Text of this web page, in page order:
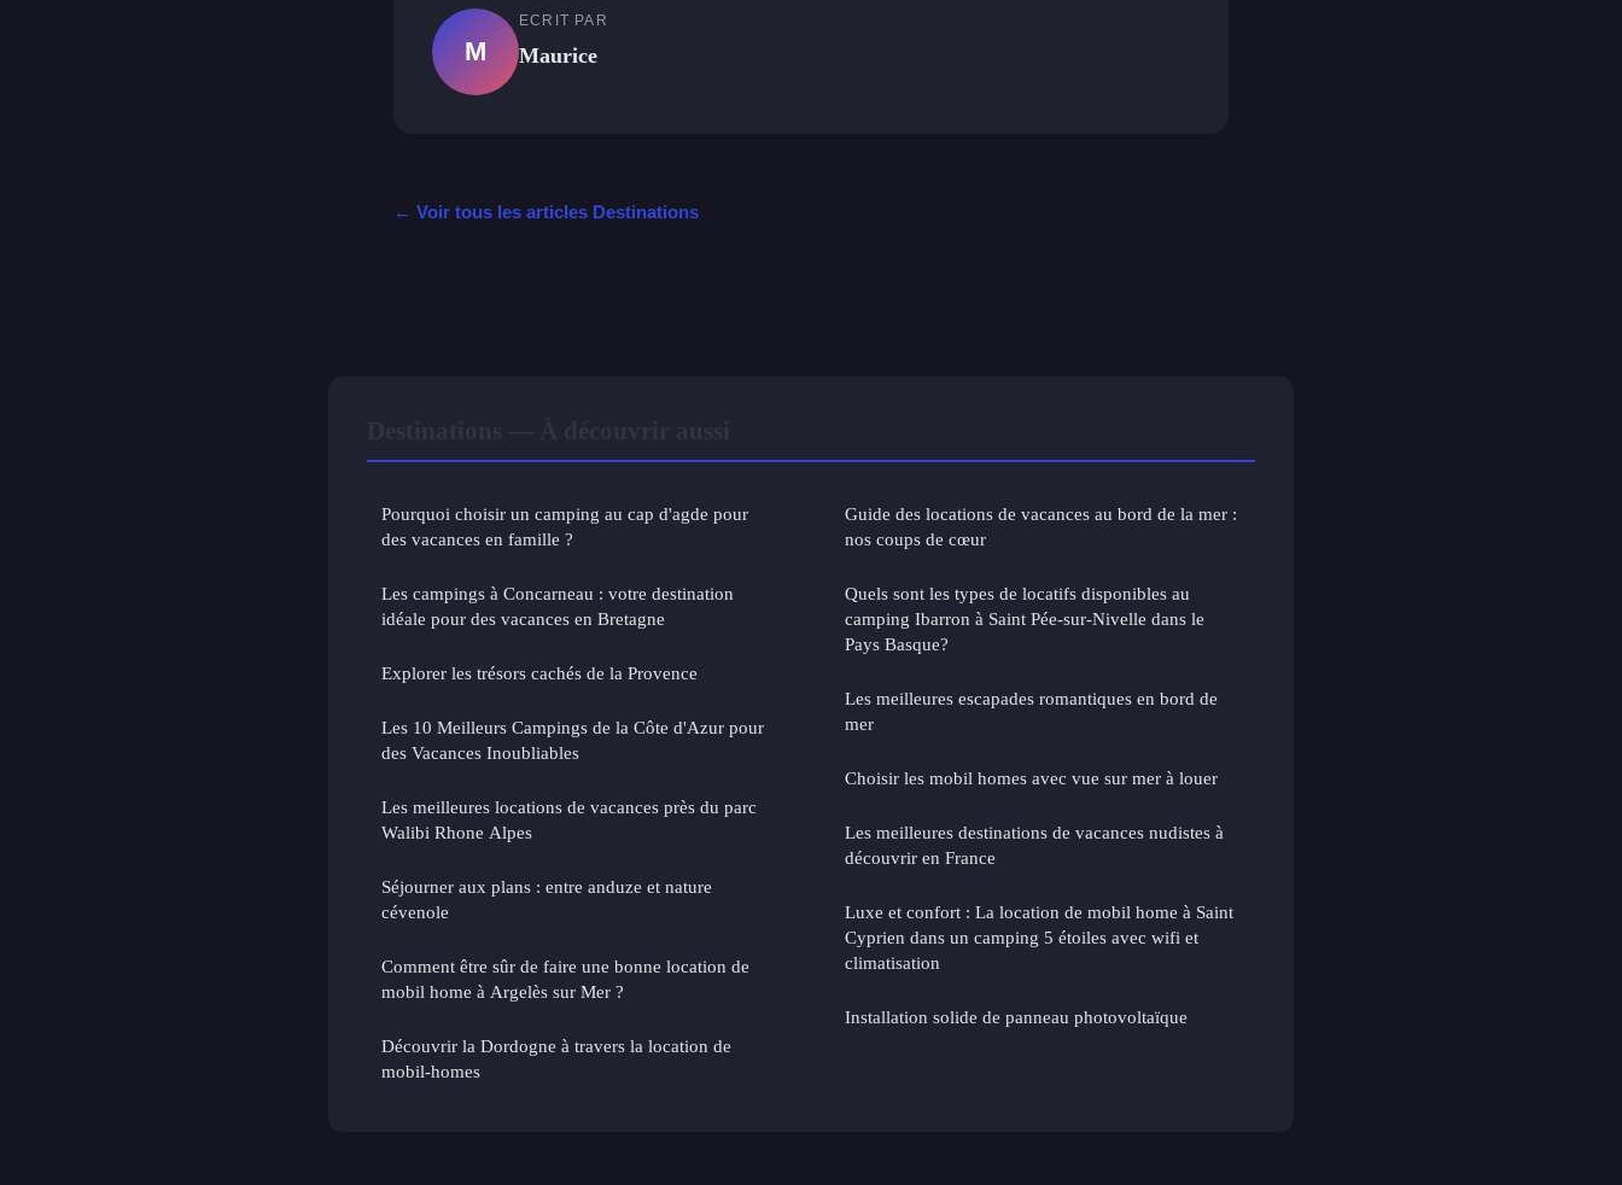
M
ECRIT PAR
Maurice
← Voir tous les articles Destinations
Pourquoi choisir un camping au cap d'agde pour
des vacances en famille ?
Les campings à Concarneau : votre destination
idéale pour des vacances en Bretagne
Explorer les trésors cachés de la Provence
Les 10 Meilleurs Campings de la Côte d'Azur pour
des Vacances Inoubliables
Les meilleures locations de vacances près du parc
Walibi Rhone Alpes
Séjourner aux plans : entre anduze et nature
cévenole
Comment être sûr de faire une bonne location de
mobil home à Argelès sur Mer ?
Découvrir la Dordogne à travers la location de
mobil-homes
Guide des locations de vacances au bord de la mer :
nos coups de cœur
Quels sont les types de locatifs disponibles au
camping Ibarron à Saint Pée-sur-Nivelle dans le
Pays Basque?
Les meilleures escapades romantiques en bord de
mer
Choisir les mobil homes avec vue sur mer à louer
Les meilleures destinations de vacances nudistes à
découvrir en France
Luxe et confort : La location de mobil home à Saint
Cyprien dans un camping 5 étoiles avec wifi et
climatisation
Installation solide de panneau photovoltaïque